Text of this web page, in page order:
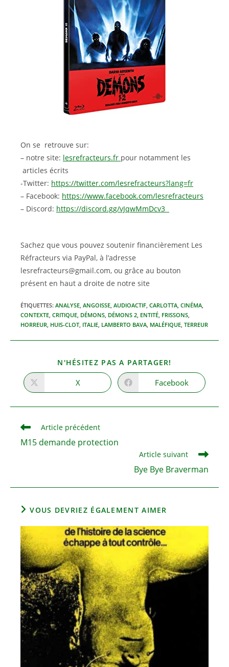
On se retrouve sur:
– notre site: lesrefracteurs.fr pour notamment les
articles écrits
-Twitter: https://twitter.com/lesrefracteurs?lang=fr
– Facebook: https://www.facebook.com/lesrefracteurs
– Discord: https://discord.gg/vJqwMmDcv3
Sachez que vous pouvez soutenir financièrement Les
Réfracteurs via PayPal, à l’adresse
lesrefracteurs@gmail.com, ou grâce au bouton
présent en haut a droite de notre site
ÉTIQUETTES: ANALYSE, ANGOISSE, AUDIOACTIF, CARLOTTA, CINÉMA,
CONTEXTE, CRITIQUE, DÉMONS, DÉMONS 2, ENTITÉ, FRISSONS,
HORREUR, HUIS-CLOT, ITALIE, LAMBERTO BAVA, MALÉFIQUE, TERREUR
N'HÉSITEZ PAS A PARTAGER!
CONTENU
Ouvrir
dans
autre
X Ouvrir
dans
autre
Facebook
Read
articles
Article précédent
M15 demande protection
Article suivant
Bye Bye Braverman
VOUS DEVRIEZ ÉGALEMENT AIMER